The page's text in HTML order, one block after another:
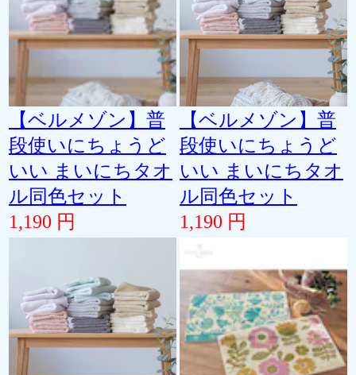
【ベルメゾン】普
段使いにちょうど
いい まいにちタオ
ル同色セット
1,190 円
【ベルメゾン】普
段使いにちょうど
いい まいにちタオ
ル同色セット
1,190 円